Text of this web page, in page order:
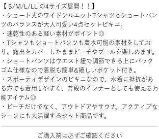
【 S/M/L/LL の4サイズ展開！！】
・ショート丈のワイドシルエットTシャツとショートパン
ツのバランスが大人可愛い4点セットビキニ。
・速乾性のある軽い素材がポイント◎
・Tシャツもショートパンツも着水可能の素材をしてお
り、露出をカバーしたままビーチやプールを楽しめます。
・ショートパンツはウエスト紐で調節できる上にバック
ゴム仕様なので着脱も簡単&嬉しいポケット付き。
・スポーティデザインのビキニなので、水着に抵抗があ
る方でも着用しやすく、普段のインナーとしても使える万
能アイテム◎
・ビーチだけでなく、アウトドアやサウナ、アクティブな
シーンにも大活躍するセット商品です。
ご購入前に必ずご確認ください